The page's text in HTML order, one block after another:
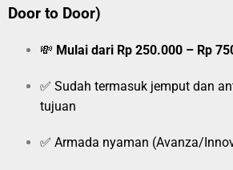
Door to Door)
💸 Mulai dari Rp 250.000 – Rp
✅ Sudah termasuk jemput dan
tujuan
✅ Armada nyaman (Avanza/